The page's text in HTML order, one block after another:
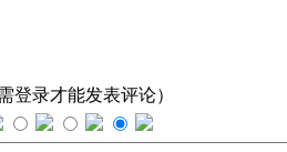
登录才能发表评论）